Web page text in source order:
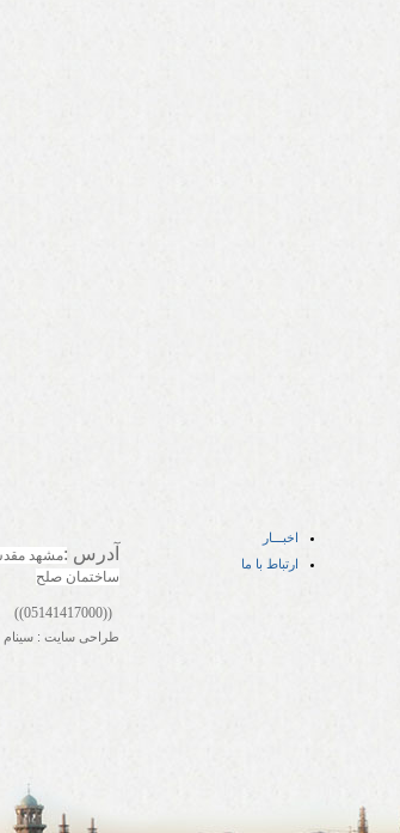
اخبـــار
ارتباط با ما آدرس :
ساختمان صلح
((05141417000))
طراحی سایت : سینام